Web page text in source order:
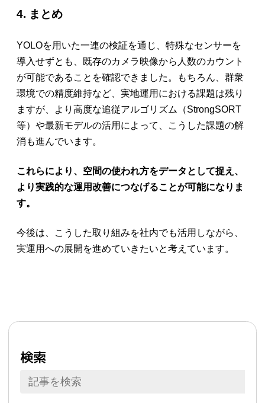
4. まとめ
YOLOを用いた一連の検証を通じ、特殊なセンサーを
導入せずとも、既存のカメラ映像から人数のカウント
が可能であることを確認できました。もちろん、群衆
環境での精度維持など、実地運用における課題は残り
ますが、より高度な追従アルゴリズム（StrongSORT
等）や最新モデルの活用によって、こうした課題の解
消も進んでいます。
これらにより、空間の使われ方をデータとして捉え、
より実践的な運用改善につなげることが可能になりま
す。
今後は、こうした取り組みを社内でも活用しながら、
実運用への展開を進めていきたいと考えています。
検索